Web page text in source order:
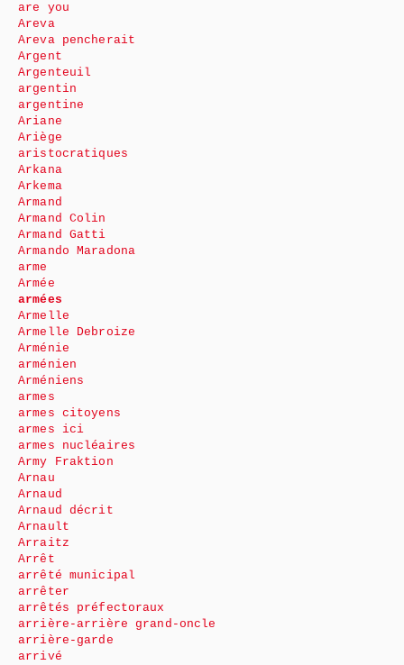
are you
Areva
Areva pencherait
Argent
Argenteuil
argentin
argentine
Ariane
Ariège
aristocratiques
Arkana
Arkema
Armand
Armand Colin
Armand Gatti
Armando Maradona
arme
Armée
armées
Armelle
Armelle Debroize
Arménie
arménien
Arméniens
armes
armes citoyens
armes ici
armes nucléaires
Army Fraktion
Arnau
Arnaud
Arnaud décrit
Arnault
Arraitz
Arrêt
arrêté municipal
arrêter
arrêtés préfectoraux
arrière-arrière grand-oncle
arrière-garde
arrivé